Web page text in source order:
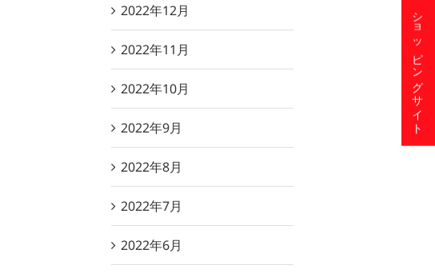
2022年12月
2022年11月
2022年10月
2022年9月
2022年8月
2022年7月
2022年6月
ショッピングサイト